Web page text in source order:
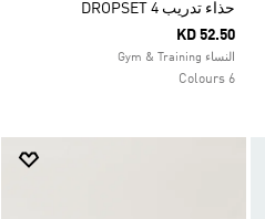
حذاء تدريب DROPSET 4
KD 52.50
النساء Gym & Training
6 Colours